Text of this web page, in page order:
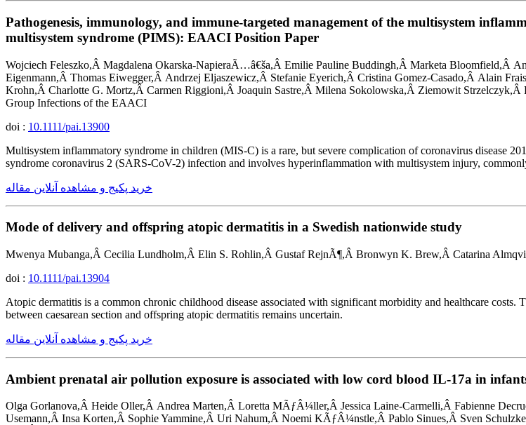
Pathogenesis, immunology, and immune-targeted management of the multisystem
multisystem syndrome (PIMS): EAACI Position Paper
Wojciech Feleszko,Â Magdalena Okarska-NapieraÃ…â€ša,Â Emilie Pauline Buddingh,Â Marketa Bloomfield,Â
Eigenmann,Â Thomas Eiwegger,Â Andrzej Eljaszewicz,Â Stefanie Eyerich,Â Cristina Gomez-Casado,Â Alain
Krohn,Â Charlotte G. Mortz,Â Carmen Riggioni,Â Joaquin Sastre,Â Milena Sokolowska,Â Ziemowit
Group Infections of the EAACI
doi : 10.1111/pai.13900
Multisystem inflammatory syndrome in children (MIS-C) is a rare, but severe complication of coronavirus disease
syndrome coronavirus 2 (SARS-CoV-2) infection and involves hyperinflammation with multisystem injury,
خرید پکیج و مشاهده آنلاین مقاله
Mode of delivery and offspring atopic dermatitis in a Swedish nationwide study
Mwenya Mubanga,Â Cecilia Lundholm,Â Elin S. Rohlin,Â Gustaf RejnÃ¶,Â Bronwyn K. Brew,Â Catarina
doi : 10.1111/pai.13904
Atopic dermatitis is a common chronic childhood disease associated with significant morbidity and healthcare costs.
between caesarean section and offspring atopic dermatitis remains uncertain.
خرید پکیج و مشاهده آنلاین مقاله
Ambient prenatal air pollution exposure is associated with low cord blood IL-17a in
Olga Gorlanova,Â Heide Oller,Â Andrea Marten,Â Loretta MÃƒÂ¼ller,Â Jessica Laine-Carmelli,Â Fabienne
Usemann,Â Insa Korten,Â Sophie Yammine,Â Uri Nahum,Â Noemi KÃƒÂ¼nstle,Â Pablo Sinues,Â Sven